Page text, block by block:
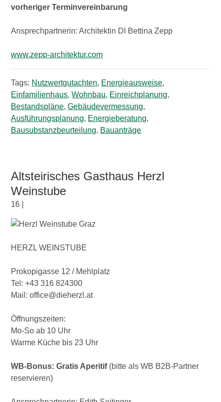
vorheriger Terminvereinbarung
Ansprechpartnerin: Architektin DI Bettina Zepp
www.zepp-architektur.com
Tags: Nutzwertgutachten, Energieausweise,
Einfamilienhaus,Wohnbau, Einreichplanung,
Bestandspläne,Gebäudevermessung,
Ausführungsplanung, Energieberatung,
Bausubstanzbeurteilung, Bauanträge
Altsteirisches Gasthaus Herzl
Weinstube
16 |
HERZL WEINSTUBE
Prokopigasse 12 / Mehlplatz
Tel: +43 316 824300
Mail: office@dieherzl.at
Öffnungszeiten:
Mo-So ab 10 Uhr
Warme Küche bis 23 Uhr
WB-Bonus: Gratis Aperitif(bitte als WB B2B-Partner
reservieren)